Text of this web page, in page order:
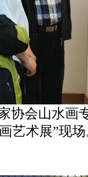
会山水画
艺术展”现